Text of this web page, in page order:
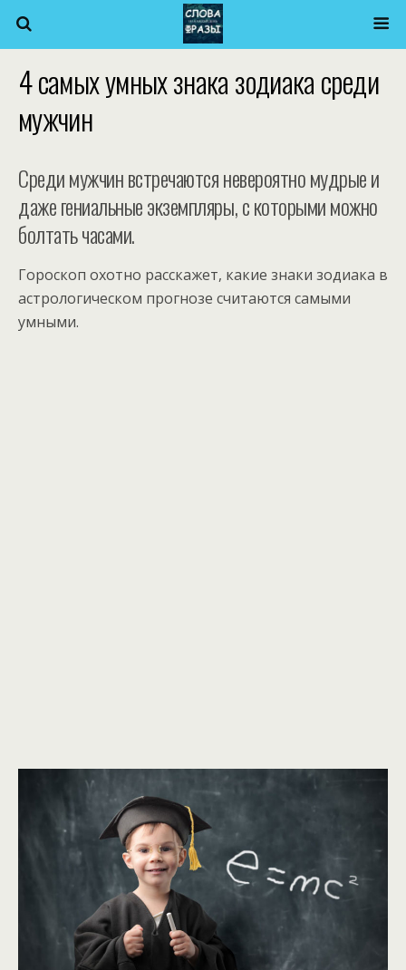
4 самых умных знака зодиака среди
мужчин
Среди мужчин встречаются невероятно мудрые и
даже гениальные экземпляры, с которыми можно
болтать часами.
Гороскоп охотно расскажет, какие знаки зодиака в
астрологическом прогнозе считаются самыми
умными.